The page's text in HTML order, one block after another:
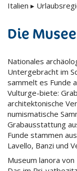
Italien ▸
Die
Nationales
Untergebracht im
sammelt es Funde
Vulturge-biete:
architektonische
numismatische
Grabausstattung
Funde stammen
Lavello, Banzi und
Museum lanora von